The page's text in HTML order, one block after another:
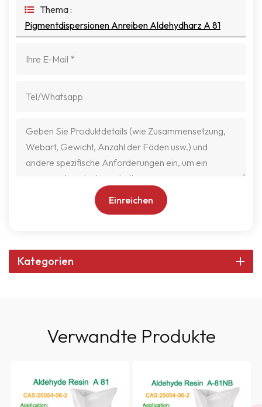
Thema :
Pigmentdispersionen Anreiben Aldehydharz A 81
Einreichen
Kategorien
Verwandte Produkte